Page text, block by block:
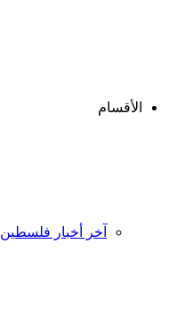
الأقسام
آخر أخبار فلسطين